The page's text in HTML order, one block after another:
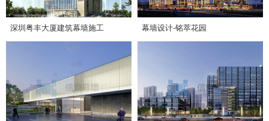
深圳粤丰大厦建筑幕墙施工 幕墙设计-铭萃花园